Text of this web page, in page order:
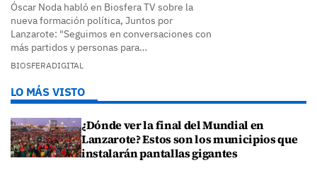
Óscar Noda habló en Biosfera TV sobre la
nueva formación política, Juntos por
Lanzarote: "Seguimos en conversaciones con
más partidos y personas para…
BIOSFERADIGITAL
LO MÁS VISTO
¿Dónde ver la final del Mundial en
Lanzarote? Estos son los municipios que
instalarán pantallas gigantes